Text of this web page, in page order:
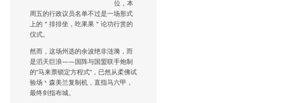
位，本
周五的行政议员名单不过是一场形式
上的＂排排坐，吃果果＂论功行赏的
仪式。
然而，这场州选的余波绝非涟漪，而
是滔天巨浪——国阵与国盟联手炮制
的“马来票锁定方程式”，已然从柔佛试
验场丶森美兰复制机，直指马六甲，
最终剑指布城。